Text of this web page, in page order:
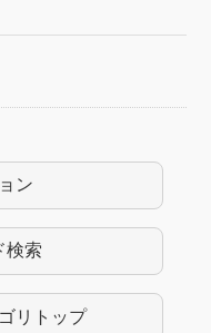
ン
検索
リトップ